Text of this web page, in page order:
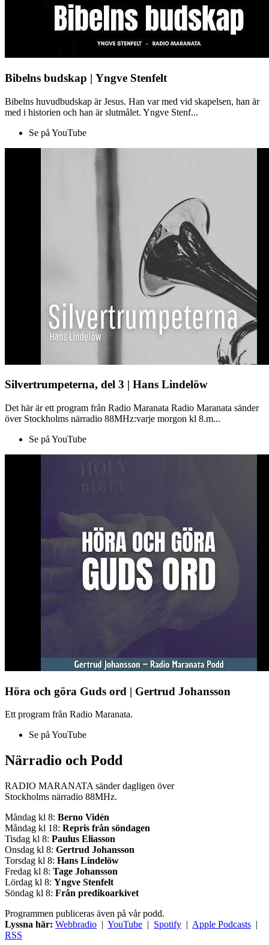
Bibelns budskap | Yngve Stenfelt
Bibelns huvudbudskap är Jesus. Han var med vid skapelsen, han är
med i historien och han är slutmålet. Yngve Stenf...
Se på YouTube
Silvertrumpeterna, del 3 | Hans Lindelöw
Det här är ett program från Radio Maranata Radio Maranata sänder
över Stockholms närradio 88MHz:varje morgon kl 8.m...
Se på YouTube
Höra och göra Guds ord | Gertrud Johansson
Ett program från Radio Maranata.
Se på YouTube
Närradio och Podd
RADIO MARANATA sänder dagligen över
Stockholms närradio 88MHz.
Måndag kl 8: Berno Vidén
Måndag kl 18: Repris från söndagen
Tisdag kl 8: Paulus Eliasson
Onsdag kl 8: Gertrud Johansson
Torsdag kl 8: Hans Lindelöw
Fredag kl 8: Tage Johansson
Lördag kl 8: Yngve Stenfelt
Söndag kl 8: Från predikoarkivet
Programmen publiceras även på vår podd.
Lyssna här: Webbradio | YouTube | Spotify | Apple Podcasts |
RSS